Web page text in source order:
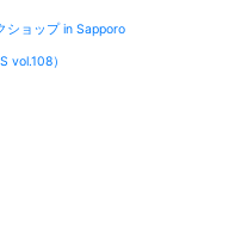
ショップ in Sapporo
vol.108）